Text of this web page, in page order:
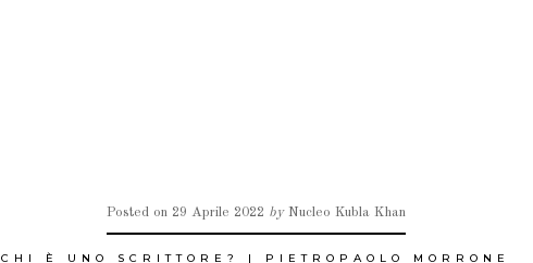
Posted on 29 Aprile 2022 byNucleo Kubla Khan
CHI È UNO SCRITTORE? | PIETROPAOLO MORRONE